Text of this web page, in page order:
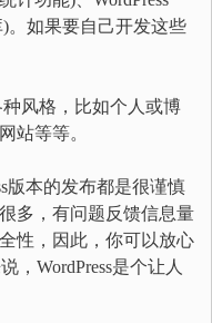
)。如果要自己开发这些
风格，比如个人或博
站等等。
版本的发布都是很谨慎
多，有问题反馈信息量
性，因此，你可以放心
，WordPress是个让人